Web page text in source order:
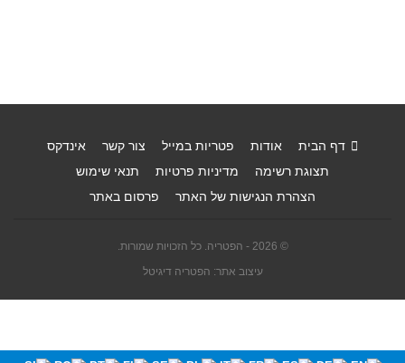
דף הבית אודות פטריות במייל צור קשר
אינדקס
תצוגת רשימה
מדיניות פרטיות
תנאי שימוש
הצהרת הנגישות של האתר
פרסום באתר
© 2026 - הפטריה. כל הזכויות שמורות.
עיצוב אתר: הפטריה דיגיטל